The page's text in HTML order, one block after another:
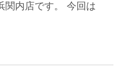
関内店です。 今回は